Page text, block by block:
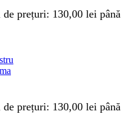
prețuri: 130,00 lei până
prețuri: 130,00 lei până